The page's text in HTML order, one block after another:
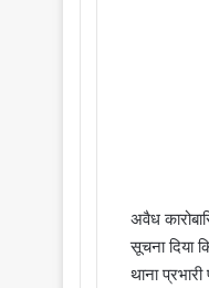
अवैध
सूचना दिया
थाना